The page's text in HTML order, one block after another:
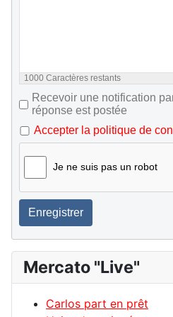
1000 Caractères restants
Recevoir une notification
réponse est postée
Accepter la politique de
Je ne suis pas un robot
Enregistrer
Mercato "Live"
Carlos part en prêt